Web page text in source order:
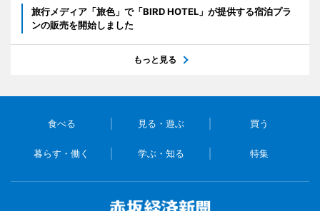
旅行メディア「旅色」で「BIRD HOTEL」が提供する宿泊プラ
ンの販売を開始しました
もっと見る
食べる 見る・遊ぶ 買う
暮らす・働く 学ぶ・知る 特集